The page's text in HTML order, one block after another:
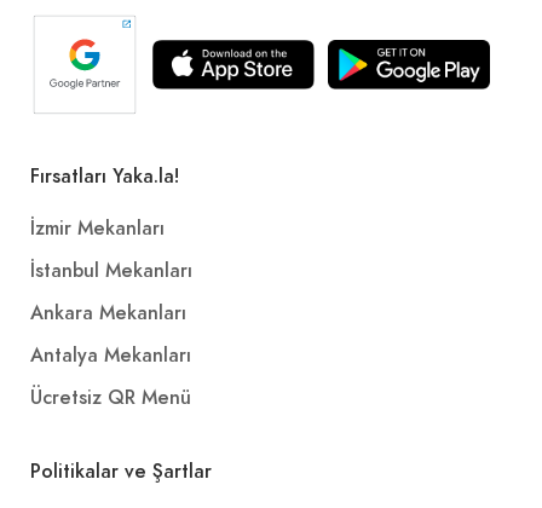
Fırsatları Yaka.la!
İzmir Mekanları
İstanbul Mekanları
Ankara Mekanları
Antalya Mekanları
Ücretsiz QR Menü
Politikalar ve Şartlar